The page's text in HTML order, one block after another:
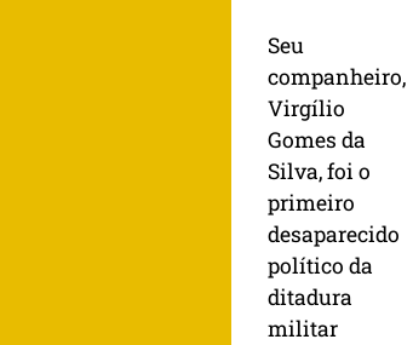
Seu
companheiro,
Virgílio
Gomes da
Silva, foi o
primeiro
desaparecido
político da
ditadura
militar